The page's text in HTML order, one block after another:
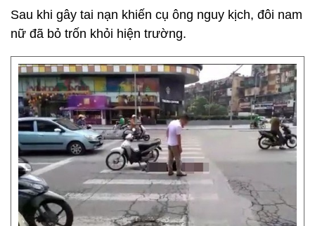
Sau khi gây tai nạn khiến cụ ông nguy kịch, đôi nam
nữ đã bỏ trốn khỏi hiện trường.